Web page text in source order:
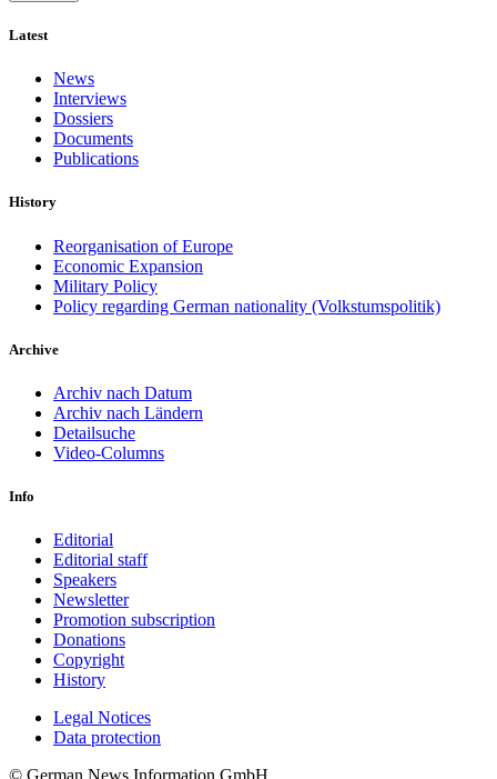
Latest
News
Interviews
Dossiers
Documents
Publications
History
Reorganisation of Europe
Economic Expansion
Military Policy
Policy regarding German nationality (Volkstumspolitik)
Archive
Archiv nach Datum
Archiv nach Ländern
Detailsuche
Video-Columns
Info
Editorial
Editorial staff
Speakers
Newsletter
Promotion subscription
Donations
Copyright
History
Legal Notices
Data protec­tion